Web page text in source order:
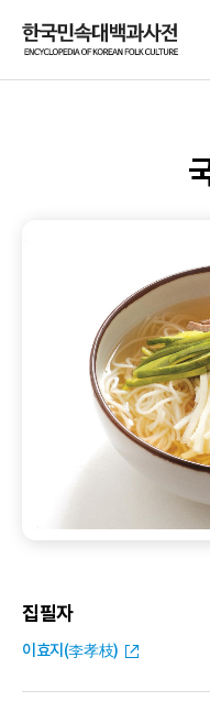
집필자
이효지(李孝枝)